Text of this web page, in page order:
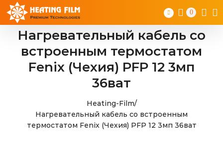
Skip
content
0
Нагревательный кабель со
встроенным термостатом
Fenix (Чехия) PFP 12 3мп
36ват
Heating-Film/
Нагревательный кабель со встроенным
термостатом Fenix (Чехия) PFP 12 3мп 36ват